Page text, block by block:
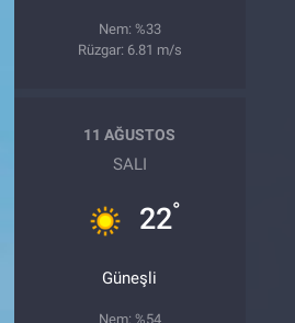
Nem: %33
Rüzgar: 6.81 m/s
11 AĞUSTOS
SALI
22°
Güneşli
Nem: %54